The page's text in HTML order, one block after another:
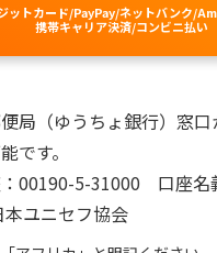
ットカード/PayPay/ネットバンク/
携帯キャリア決済/コンビニ払い
局（ゆうちょ銀行）窓
です。
00190-5-31000 口座名
本ユニセフ協会